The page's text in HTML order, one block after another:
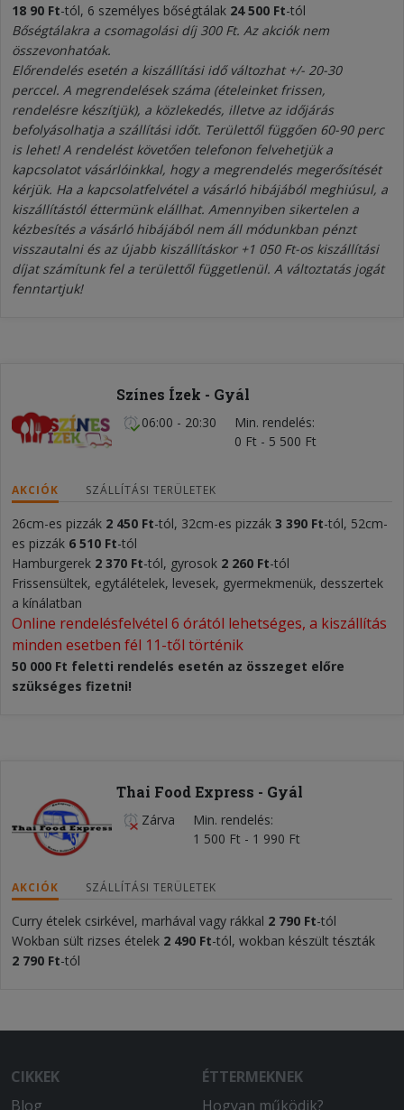
18 90 Ft-tól, 6 személyes bőségtálak 24500 Ft-tól
Bőségtálakra a csomagolási díj 300 Ft. Az akciók nem
összevonhatóak.
Előrendelés esetén a kiszállítási idő változhat +/- 20-30
perccel. A megrendelések száma (ételeinket frissen,
rendelésre készítjük), a közlekedés, illetve az időjárás
befolyásolhatja a szállítási időt. Területtől függően 60-90 perc
is lehet! A rendelést követően telefonon felvehetjük a
kapcsolatot vásárlóinkkal, hogy a megrendelés megerősítését
kérjük. Ha a kapcsolatfelvétel a vásárló hibájából meghiúsul, a
kiszállítástól éttermünk elállhat. Amennyiben sikertelen a
kézbesítés a vásárló hibájából nem áll módunkban pénzt
visszautalni és az újabb kiszállításkor +1 050 Ft-os kiszállítási
díjat számítunk fel a területtől függetlenül. A változtatás jogát
fenntartjuk!
Színes Ízek - Gyál
06:00 - 20:30
Min. rendelés
0 Ft - 5 500 Ft
AKCIÓK SZÁLLÍTÁSI TERÜLETEK
26cm-es pizzák 2 450 Ft-tól, 32cm-es pizzák 3 390 Ft-tól, 52cm-
es pizzák 6 510 Ft-tól
Hamburgerek 2 370 Ft-tól, gyrosok 2 260 Ft-tól
Frissensültek, egytálételek, levesek, gyermekmenük, desszertek
a kínálatban
Online rendelésfelvétel 6 órától lehetséges, a kiszállítás
minden esetben fél 11-től történik
50 000 Ft feletti rendelés esetén az összeget előre
szükséges fizetni!
Thai Food Express - Gyál
Zárva
Min. rendelés
1 500 Ft - 1 990 Ft
AKCIÓK SZÁLLÍTÁSI TERÜLETEK
Curry ételek csirkével, marhával vagy rákkal 2 790 Ft-tól
Wokban sült rizses ételek 2 490 Ft-tól, wokban készült tészták
2 790 Ft-tól
CIKKEK
Blog
ÉTTERMEKNEK
Hogyan működik?